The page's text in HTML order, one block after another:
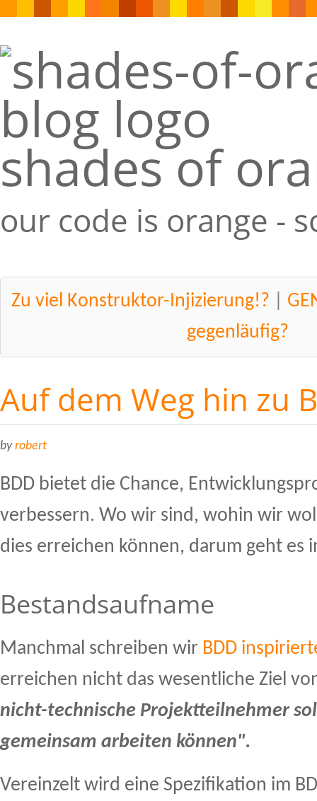
shades of
our code is orange -
Zu viel Konstruktor-Injizierung!?
gegenläufig?
Auf dem Weg hin zu
byrobert
BDD bietet die Chance,
verbessern. Wo wir sind, wohin wir
dies erreichen können, darum geht es
Bestandsaufname
Manchmal schreiben wir BDD
erreichen nicht das wesentliche Ziel
nicht-technische Projektteilnehmer
gemeinsam arbeiten können".
Vereinzelt wird eine Spezifikation im